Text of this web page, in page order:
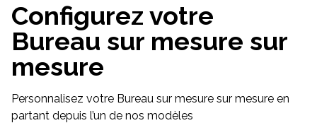
Tous Bureau
Configurez votre
Bureau sur mesure sur
mesure
Personnalisez votre Bureau sur mesure sur mesure en
partant depuis l’un de nos modèles